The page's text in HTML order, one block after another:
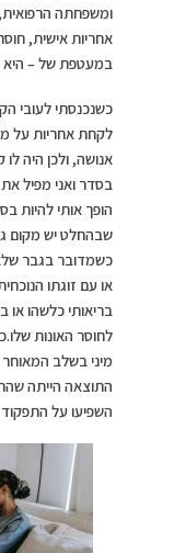
ומשפחתה
אחריות אישית,
במעטפת של –
כשנכנסתי לעובי
לקחת אחריות על
אנושה, ולכן היה
בסדר ואני מפיל
הופך אותי להיות
שבהחלט יש מקום
כשמדובר בגבר
או עם זוגתו
בריאותי כלשהו
לחוסר האונות
מיני בשלב
התוצאה הייתה
השפיעו על התפקוד